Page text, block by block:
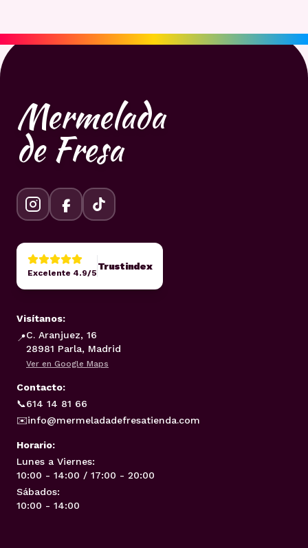
Mermelada
de Fresa
Excelente 4.9/5
Trustindex
Visítanos:
📍C. Aranjuez, 16
28981 Parla, Madrid
Ver en Google Maps
Contacto:
📞614 14 81 66
✉️info@mermeladadefresatienda.com
Horario:
Lunes a Viernes:
10:00 - 14:00 / 17:00 - 20:00
Sábados:
10:00 - 14:00